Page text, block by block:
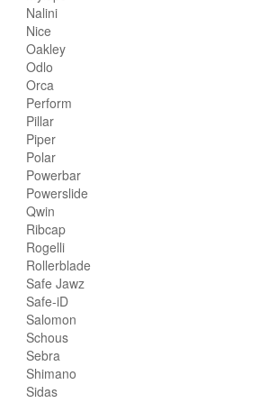
Nalini
Nice
Oakley
Odlo
Orca
Perform
Pillar
Piper
Polar
Powerbar
Powerslide
Qwin
Ribcap
Rogelli
Rollerblade
Safe Jawz
Safe-iD
Salomon
Schous
Sebra
Shimano
Sidas